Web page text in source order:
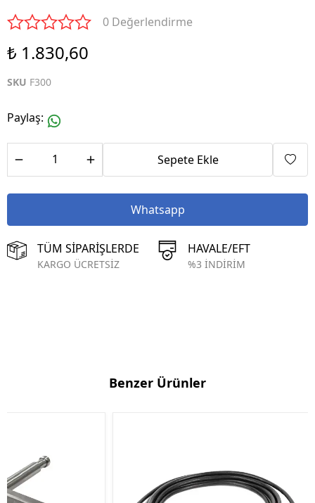
0 Değerlendirme
₺ 1.830,60
SKU F300
Paylaş:
Sepete Ekle
Whatsapp
TÜM SİPARİŞLERDE
KARGO ÜCRETSİZ
HAVALE/EFT
%3 İNDİRİM
Benzer Ürünler